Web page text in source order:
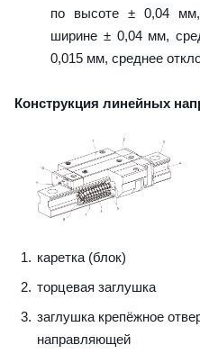
по высоте ± 0,04 мм,
ширине ± 0,04 мм,
0,015 мм, среднее
Конструкция линейных
каретка (блок)
торцевая заглушка
заглушка крепёжное
направляющей